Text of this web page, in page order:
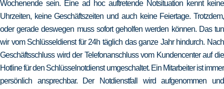
Wochenende sein. Eine ad hoc auftretende Notsituation kennt keine
Uhrzeiten, keine Geschäftszeiten und auch keine Feiertage. Trotzdem,
oder gerade deswegen muss sofort geholfen werden können. Das tun
wir vom Schlüsseldienst für 24h täglich das ganze Jahr hindurch. Nach
Geschäftsschluss wird der Telefonanschluss vom Kundencenter auf die
Hotline für den Schlüsselnotdienst umgeschaltet. Ein Mitarbeiter ist immer
persönlich ansprechbar. Der Notdienstfall wird aufgenommen und